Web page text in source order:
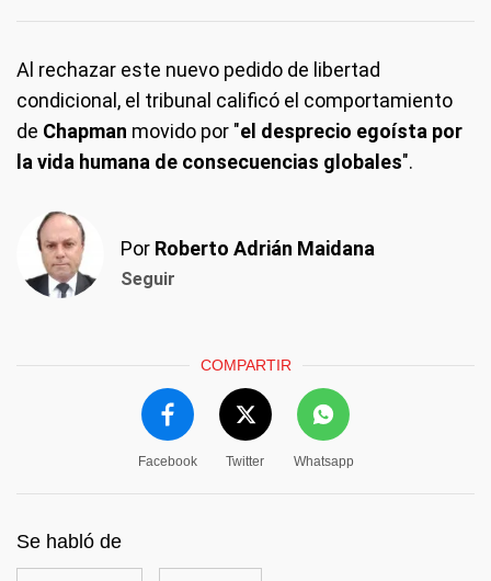
Al rechazar este nuevo pedido de libertad
condicional, el tribunal calificó el comportamiento
de Chapman movido por "el desprecio egoísta por
la vida humana de consecuencias globales".
Por Roberto Adrián Maidana
Seguir
COMPARTIR
Facebook Twitter Whatsapp
Se habló de